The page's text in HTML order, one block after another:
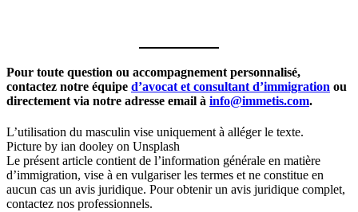
Pour toute question ou accompagnement personnalisé,
contactez notre équipe d’avocat et consultant d’immigration ou
directement via notre adresse email à info@immetis.com.
L’utilisation du masculin vise uniquement à alléger le texte.
Picture by ian dooley on Unsplash
Le présent article contient de l’information générale en matière
d’immigration, vise à en vulgariser les termes et ne constitue en
aucun cas un avis juridique. Pour obtenir un avis juridique complet,
contactez nos professionnels.